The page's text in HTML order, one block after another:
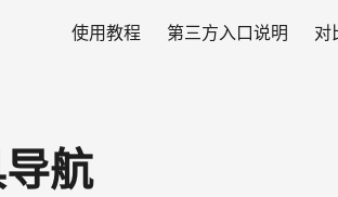
使用教程 第三方入口说明 对
航